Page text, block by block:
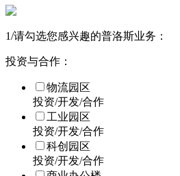
1/请勾选您感兴趣的普洛斯业务：
投资与合作：
物流园区
投资/开发/合作
工业园区
投资/开发/合作
科创园区
投资/开发/合作